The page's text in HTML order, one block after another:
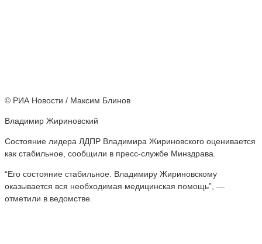
© РИА Новости / Максим Блинов
Владимир Жириновский
Состояние лидера ЛДПР Владимира Жириновского оценивается
как стабильное, сообщили в пресс-службе Минздрава.
“Его состояние стабильное. Владимиру Жириновскому
оказывается вся необходимая медицинская помощь”, —
отметили в ведомстве.